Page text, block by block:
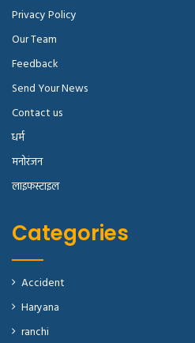
Privacy Policy
Our Team
Feedback
Send Your News
Contact us
धर्म
मनोरंजन
लाइफस्टाइल
Categories
Accident
Haryana
ranchi